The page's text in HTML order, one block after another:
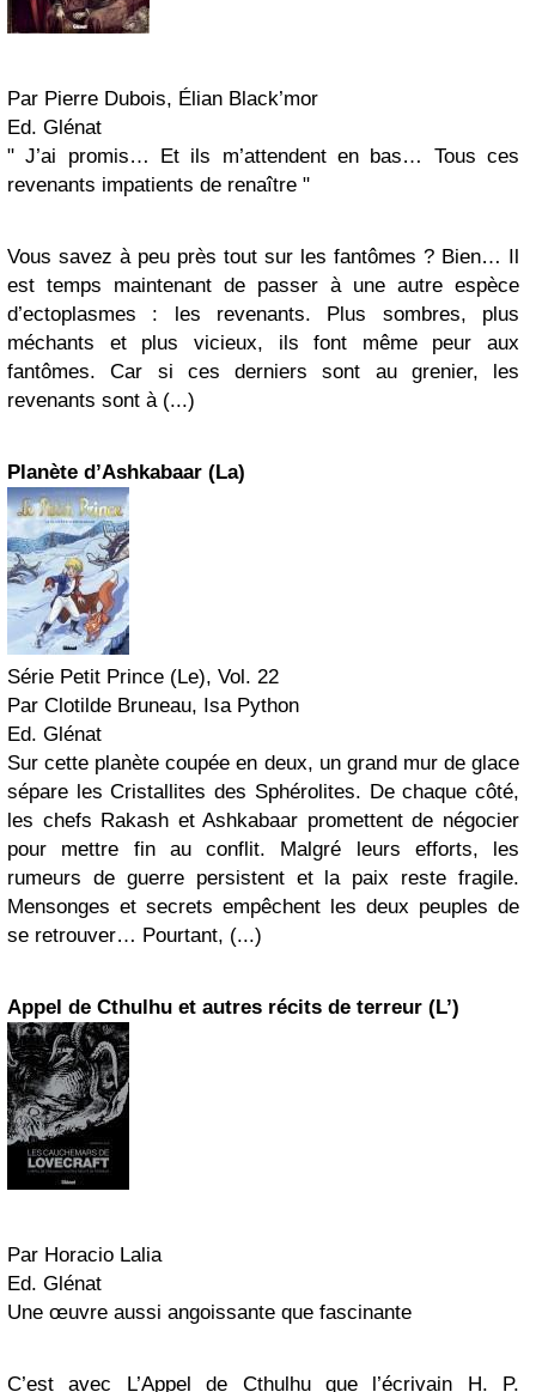
Par Pierre Dubois, Élian Black’mor
Ed. Glénat
" J’ai promis… Et ils m’attendent en bas… Tous ces
revenants impatients de renaître "
Vous savez à peu près tout sur les fantômes ? Bien… Il
est temps maintenant de passer à une autre espèce
d’ectoplasmes : les revenants. Plus sombres, plus
méchants et plus vicieux, ils font même peur aux
fantômes. Car si ces derniers sont au grenier, les
revenants sont à (...)
Planète d’Ashkabaar (La)
Série Petit Prince (Le), Vol. 22
Par Clotilde Bruneau, Isa Python
Ed. Glénat
Sur cette planète coupée en deux, un grand mur de glace
sépare les Cristallites des Sphérolites. De chaque côté,
les chefs Rakash et Ashkabaar promettent de négocier
pour mettre fin au conflit. Malgré leurs efforts, les
rumeurs de guerre persistent et la paix reste fragile.
Mensonges et secrets empêchent les deux peuples de
se retrouver… Pourtant, (...)
Appel de Cthulhu et autres récits de terreur (L’)
Par Horacio Lalia
Ed. Glénat
Une œuvre aussi angoissante que fascinante
C’est avec L’Appel de Cthulhu que l’écrivain H. P.